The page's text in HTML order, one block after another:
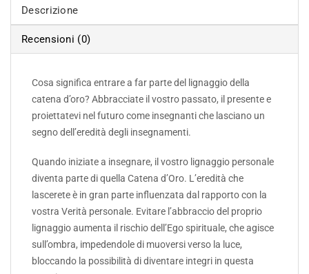
Descrizione
Recensioni (0)
Cosa significa entrare a far parte del lignaggio della
catena d’oro? Abbracciate il vostro passato, il presente e
proiettatevi nel futuro come insegnanti che lasciano un
segno dell’eredità degli insegnamenti.
Quando iniziate a insegnare, il vostro lignaggio personale
diventa parte di quella Catena d’Oro. L’eredità che
lascerete è in gran parte influenzata dal rapporto con la
vostra Verità personale. Evitare l’abbraccio del proprio
lignaggio aumenta il rischio dell’Ego spirituale, che agisce
sull’ombra, impedendole di muoversi verso la luce,
bloccando la possibilità di diventare integri in questa